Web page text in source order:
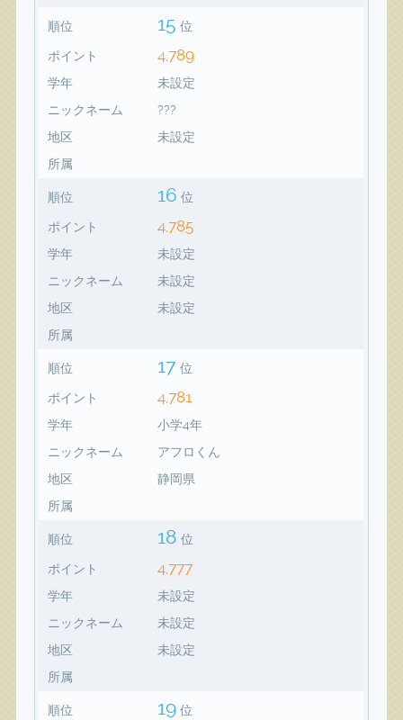
順位 15 位
ポイント 4,789
学年
未設定
ニックネーム
???
地区
未設定
所属
順位 16 位
ポイント 4,785
学年
未設定
ニックネーム
未設定
地区
未設定
所属
順位 17 位
ポイント 4,781
学年
小学4年
ニックネーム
アフロくん
地区
静岡県
所属
順位 18 位
ポイント 4,777
学年
未設定
ニックネーム
未設定
地区
未設定
所属
順位 19 位